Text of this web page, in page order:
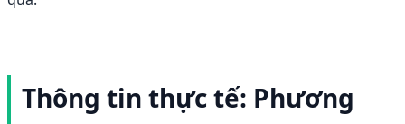
Thông tin thực tế: Phương